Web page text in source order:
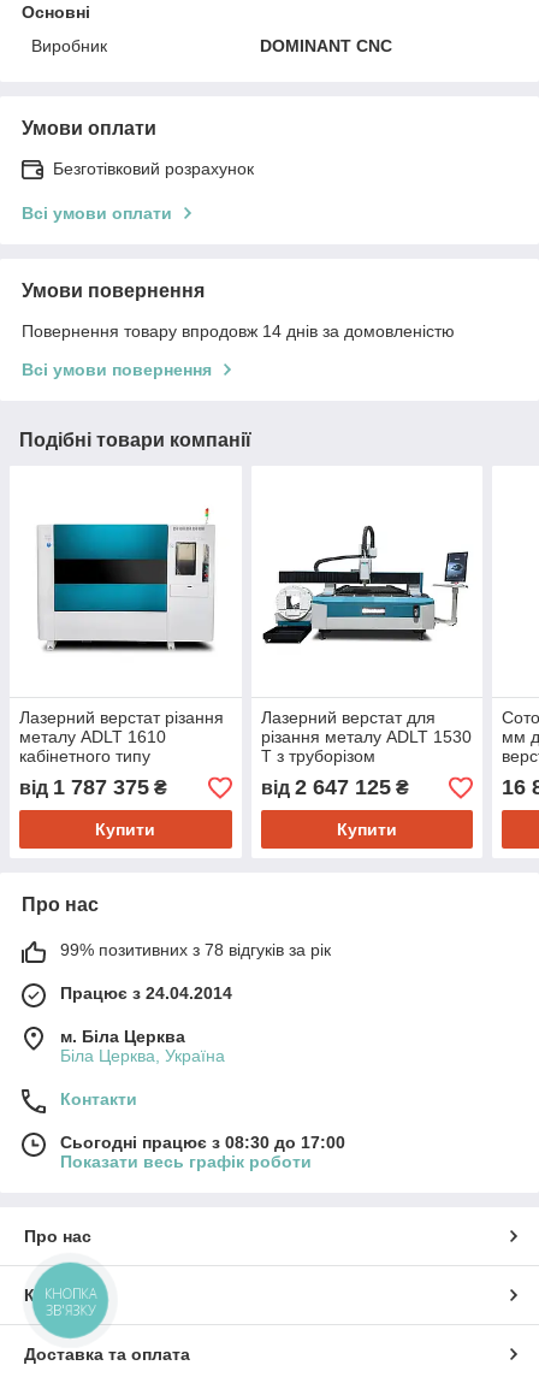
Основні
Виробник
DOMINANT CNC
Умови оплати
Безготівковий розрахунок
Всі умови оплати
Умови повернення
Повернення товару впродовж 14 днів за домовленістю
Всі умови повернення
Подібні товари компанії
Лазерний верстат різання
металу ADLT 1610
кабінетного типу
від 1 787 375 ₴
Купити
Лазерний верстат для
різання металу ADLT 1530
T з труборізом
від 2 647 125₴
Купити
мм
16
Про нас
99% позитивних з 78 відгуків за рік
Працює з 24.04.2014
м. Біла Церква
Біла Церква, Україна
Контакти
Сьогодні працює з 08:30 до 17:00
Показати весь графік роботи
Про нас
Контакти
Доставка та оплата
КНОПКА
ЗВ'ЯЗКУ